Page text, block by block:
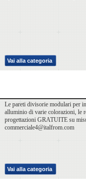
Vai alla categoria
Le pareti divisorie modulari per
alluminio di varie colorazioni, le
progettazioni GRATUITE su
commerciale4@italfrom.com
Vai alla categoria